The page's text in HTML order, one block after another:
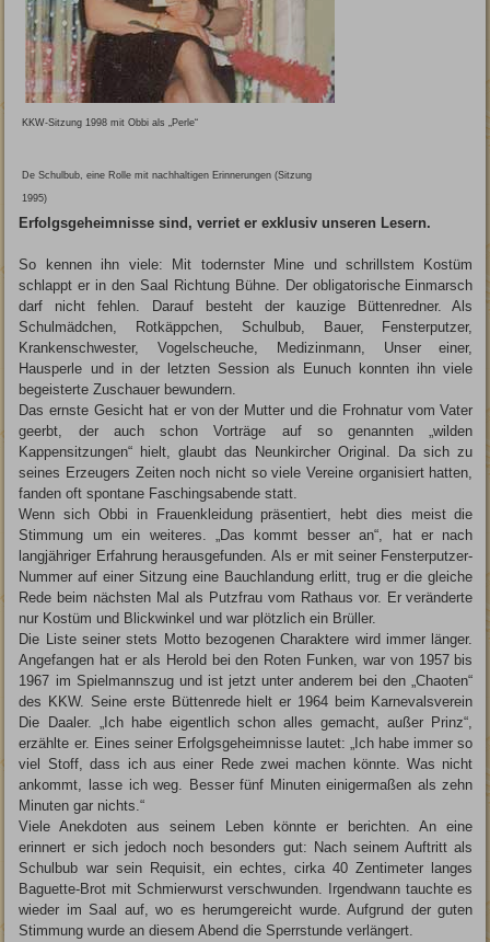
KKW-Sitzung 1998 mit Obbi als „Perle“
De Schulbub, eine Rolle mit nachhaltigen Erinnerungen (Sitzung
1995)
Erfolgsgeheimnisse sind, verriet er exklusiv unseren Lesern.
So kennen ihn viele: Mit todernster Mine und schrillstem Kostüm
schlappt er in den Saal Richtung Bühne. Der obligatorische Einmarsch
darf nicht fehlen. Darauf besteht der kauzige Büttenredner. Als
Schulmädchen, Rotkäppchen, Schulbub, Bauer, Fensterputzer,
Krankenschwester, Vogelscheuche, Medizinmann, Unser einer,
Hausperle und in der letzten Session als Eunuch konnten ihn viele
begeisterte Zuschauer bewundern.
Das ernste Gesicht hat er von der Mutter und die Frohnatur vom Vater
geerbt, der auch schon Vorträge auf so genannten „wilden
Kappensitzungen“ hielt, glaubt das Neunkircher Original. Da sich zu
seines Erzeugers Zeiten noch nicht so viele Vereine organisiert hatten,
fanden oft spontane Faschingsabende statt.
Wenn sich Obbi in Frauenkleidung präsentiert, hebt dies meist die
Stimmung um ein weiteres. „Das kommt besser an“, hat er nach
langjähriger Erfahrung herausgefunden. Als er mit seiner Fensterputzer-
Nummer auf einer Sitzung eine Bauchlandung erlitt, trug er die gleiche
Rede beim nächsten Mal als Putzfrau vom Rathaus vor. Er veränderte
nur Kostüm und Blickwinkel und war plötzlich ein Brüller.
Die Liste seiner stets Motto bezogenen Charaktere wird immer länger.
Angefangen hat er als Herold bei den Roten Funken, war von 1957 bis
1967 im Spielmannszug und ist jetzt unter anderem bei den „Chaoten“
des KKW. Seine erste Büttenrede hielt er 1964 beim Karnevalsverein
Die Daaler. „Ich habe eigentlich schon alles gemacht, außer Prinz“,
erzählte er. Eines seiner Erfolgsgeheimnisse lautet: „Ich habe immer so
viel Stoff, dass ich aus einer Rede zwei machen könnte. Was nicht
ankommt, lasse ich weg. Besser fünf Minuten einigermaßen als zehn
Minuten gar nichts.“
Viele Anekdoten aus seinem Leben könnte er berichten. An eine
erinnert er sich jedoch noch besonders gut: Nach seinem Auftritt als
Schulbub war sein Requisit, ein echtes, cirka 40 Zentimeter langes
Baguette-Brot mit Schmierwurst verschwunden. Irgendwann tauchte es
wieder im Saal auf, wo es herumgereicht wurde. Aufgrund der guten
Stimmung wurde an diesem Abend die Sperrstunde verlängert.